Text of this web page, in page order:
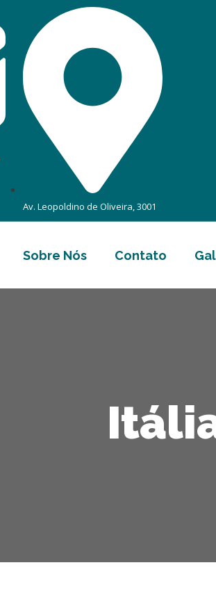
Av. Leopoldino de Oliveira, 3001
Sobre Nós Contato